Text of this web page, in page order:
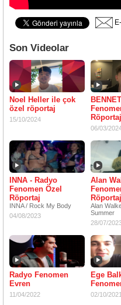
Son Videolar
Noel Heller ile çok
özel röportaj
15/10/2024
Röportaj
06/03/
INNA - Radyo
Fenomen Özel
Röportaj
INNA / Rock My Body
04/08/2023
Alan
Röportaj
Alan
Summer
28/07/
Radyo Fenomen
Evren
11/04/2022
Ege
02/10/2021